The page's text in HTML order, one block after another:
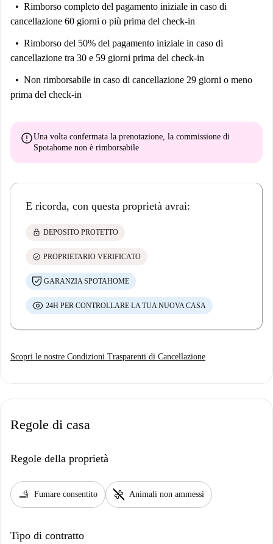
Rimborso completo del pagamento iniziale in caso di
cancellazione 60 giorni o più prima del check-in
Rimborso del 50% del pagamento iniziale in caso di
cancellazione tra 30 e 59 giorni prima del check-in
Non rimborsabile in caso di cancellazione 29 giorni o meno
prima del check-in
errorUna volta confermata la prenotazione, la commissione di
Spotahome non è rimborsabile
E ricorda, con questa proprietà avrai:
lock DEPOSITO PROTETTO
check_circle PROPRIETARIO VERIFICATO
GARANZIA SPOTAHOME
24H PER CONTROLLARE LA TUA NUOVA CASA
Scopri le nostre Condizioni Trasparenti di Cancellazione
Regole di casa
Regole della proprietà
smoking_rooms Fumare consentito pet_supplies Animali non ammessi
Tipo di contratto